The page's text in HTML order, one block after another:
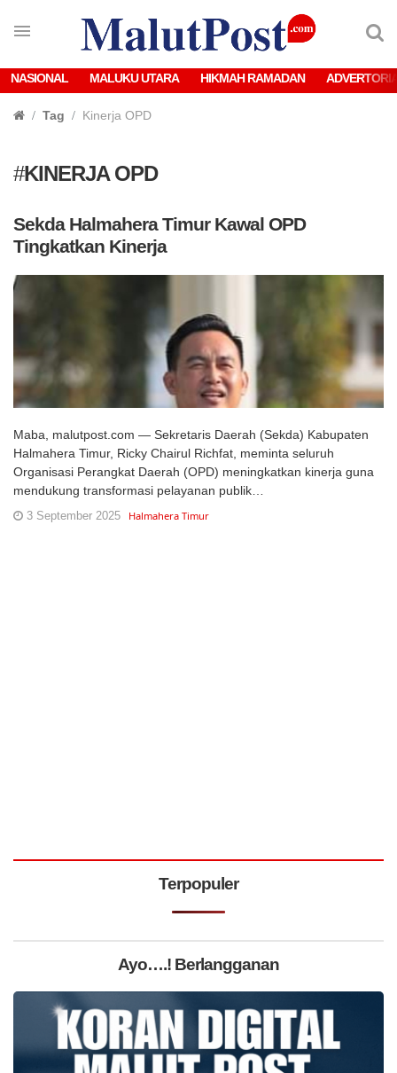
NASIONAL MALUKU UTARA HIKMAH RAMADAN
Tag Kinerja OPD
#KINERJA OPD
Sekda Halmahera Timur Kawal OPD
Tingkatkan Kinerja
Maba, malutpost.com — Sekretaris Daerah (Sekda) Kabupaten
Halmahera Timur, Ricky Chairul Richfat, meminta seluruh
Organisasi Perangkat Daerah (OPD) meningkatkan kinerja guna
mendukung transformasi pelayanan publik…
3 September 2025 Halmahera Timur
Terpopuler
Ayo….! Berlangganan